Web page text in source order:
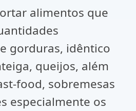
alimentos que
gorduras, idêntico
queijos, além
food, sobremesas
especialmente os